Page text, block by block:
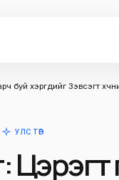
буй хэргүүдийг Зэвсэгт
УЛС ТӨР
Цэрэгт